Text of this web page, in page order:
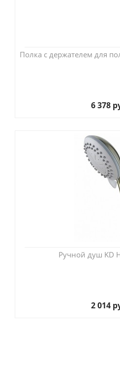
Полка с держателем для
6 378
Ручной душ KD
2 014